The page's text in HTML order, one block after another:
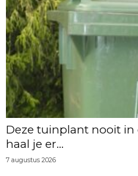
Deze tuinplant nooit in
haal je er...
7 augustus 2026